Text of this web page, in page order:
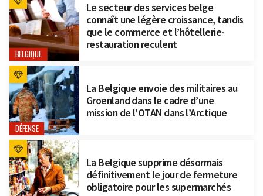
BELGIQUE
Le secteur des services belge
connaît une légère croissance, tandis
que le commerce et l’hôtellerie-
restauration reculent
DÉFENSE
La Belgique envoie des militaires au
Groenland dans le cadre d’une
mission de l’OTAN dans l’Arctique
La Belgique supprime désormais
définitivement le jour de fermeture
obligatoire pour les supermarchés